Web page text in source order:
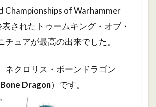
Championships of Warhammer
されたトゥームキング・オブ・
チュアが最高の出来でした。
ネクロリス・ボーンドラゴン
Dragon）です。